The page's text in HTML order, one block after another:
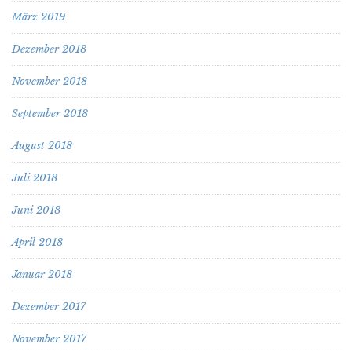
März 2019
Dezember 2018
November 2018
September 2018
August 2018
Juli 2018
Juni 2018
April 2018
Januar 2018
Dezember 2017
November 2017